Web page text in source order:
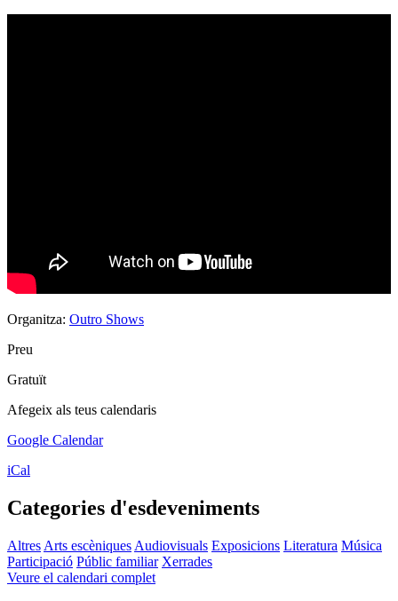
Organitza: Outro Shows
Preu
Gratuït
Afegeix als teus calendaris
Google Calendar
iCal
Categories d'esdeveniments
Altres Arts escèniques Audiovisuals Exposicions Literatura Música
Participació Públic familiar Xerrades
Veure el calendari complet